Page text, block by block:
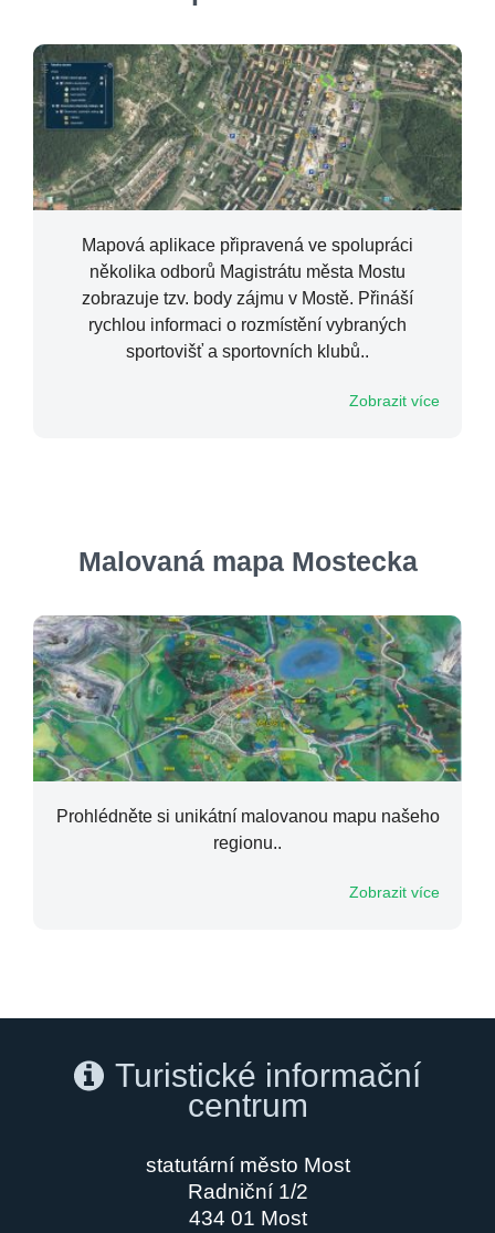
Mapová aplikace připravená ve spolupráci
několika odborů Magistrátu města Mostu
zobrazuje tzv. body zájmu v Mostě. Přináší
rychlou informaci o rozmístění vybraných
sportovišť a sportovních klubů..
Zobrazit více
Malovaná mapa Mostecka
Prohlédněte si unikátní malovanou mapu našeho
regionu..
Zobrazit více
Turistické informační
centrum
statutární město Most
Radniční 1/2
434 01 Most